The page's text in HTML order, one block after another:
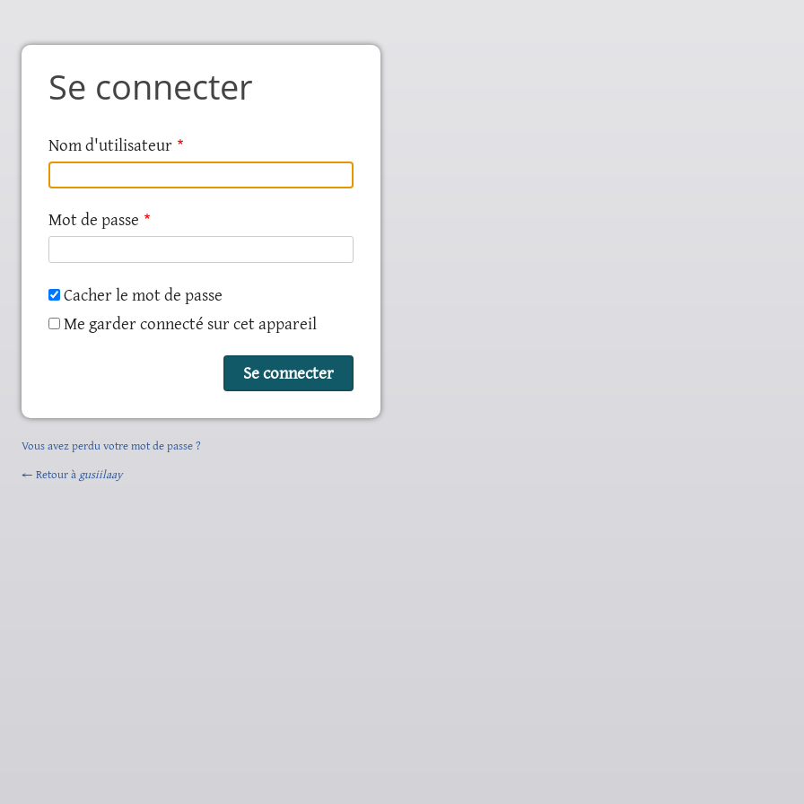
Se connecter
Nom d'utilisateur
Mot de passe
Cacher le mot de passe
Me garder connecté sur cet appareil
Vous avez perdu votre mot de passe ?
← Retour à gusiilaay